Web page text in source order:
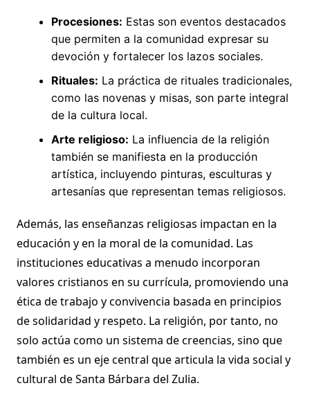
Procesiones: Estas son eventos destacados
que permiten a la comunidad expresar su
devoción y fortalecer los lazos sociales.
Rituales: La práctica de rituales tradicionales,
como las novenas y misas, son parte integral
de la cultura local.
Arte religioso: La influencia de la religión
también se manifiesta en la producción
artística, incluyendo pinturas, esculturas y
artesanías que representan temas religiosos.
Además, las enseñanzas religiosas impactan en la
educación y en la moral de la comunidad. Las
instituciones educativas a menudo incorporan
valores cristianos en su currícula, promoviendo una
ética de trabajo y convivencia basada en principios
de solidaridad y respeto. La religión, por tanto, no
solo actúa como un sistema de creencias, sino que
también es un eje central que articula la vida social y
cultural de Santa Bárbara del Zulia.